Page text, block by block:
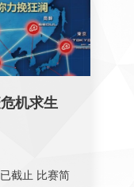
机求生
截止 比赛简